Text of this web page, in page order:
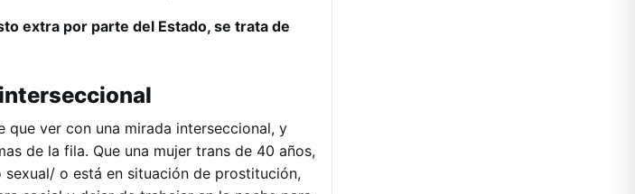
extra por parte del Estado, se trata de
ver con una mirada interseccional, y
de la fila. Que una mujer trans de 40 años,
o está en situación de prostitución,